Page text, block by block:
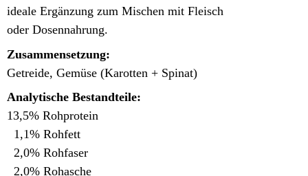
ideale Ergänzung zum Mischen mit Fleisch
oder Dosennahrung.
Zusammensetzung:
Getreide, Gemüse (Karotten + Spinat)
Analytische Bestandteile:
13,5% Rohprotein
1,1% Rohfett
2,0% Rohfaser
2,0% Rohasche